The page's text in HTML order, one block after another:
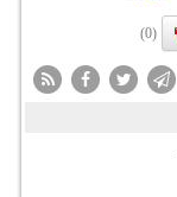
(0)